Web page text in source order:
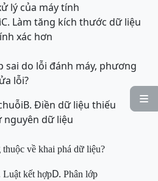

lý của máy tính
C. Làm tăng kích thước dữ liệu
xác hơn
sai do lỗi đánh máy, phương
lỗi?
B. Điền dữ liệu thiếu
nguyên dữ liệu
về khai phá dữ liệu?
Luật kết hợpD. Phân lớp